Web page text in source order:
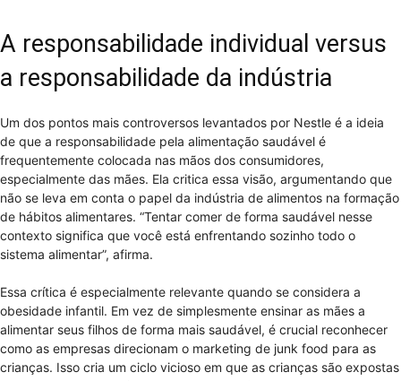
A responsabilidade individual versus
a responsabilidade da indústria
Um dos pontos mais controversos levantados por Nestle é a ideia
de que a responsabilidade pela alimentação saudável é
frequentemente colocada nas mãos dos consumidores,
especialmente das mães. Ela critica essa visão, argumentando que
não se leva em conta o papel da indústria de alimentos na formação
de hábitos alimentares. “Tentar comer de forma saudável nesse
contexto significa que você está enfrentando sozinho todo o
sistema alimentar”, afirma.
Essa crítica é especialmente relevante quando se considera a
obesidade infantil. Em vez de simplesmente ensinar as mães a
alimentar seus filhos de forma mais saudável, é crucial reconhecer
como as empresas direcionam o marketing de junk food para as
crianças. Isso cria um ciclo vicioso em que as crianças são expostas